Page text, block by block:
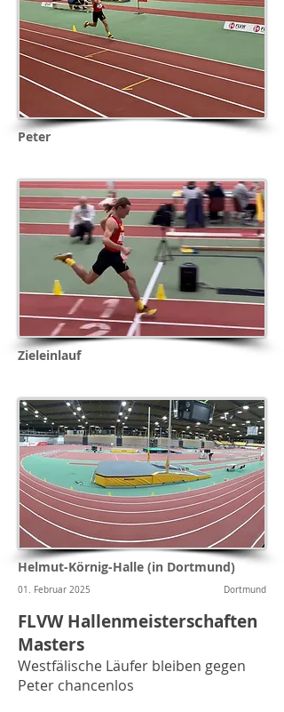
Peter
Zieleinlauf
Helmut-Körnig-Halle (in Dortmund)
01. Februar 2025 Dortmund
FLVW Hallenmeisterschaften
Masters
Westfälische Läufer bleiben gegen
Peter chancenlos